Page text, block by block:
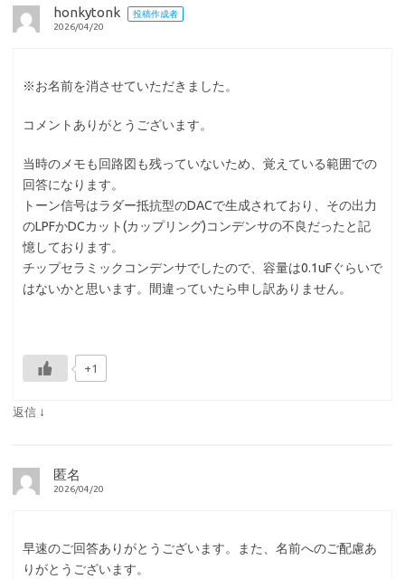
honkytonk
投稿作成者
2026/04/20
※お名前を消させていただきました。
コメントありがとうございます。
当時のメモも回路図も残っていないため、覚えている範囲での
回答になります。
トーン信号はラダー抵抗型のDACで生成されており、その出力
のLPFかDCカット(カップリング)コンデンサの不良だったと記
憶しております。
チップセラミックコンデンサでしたので、容量は0.1uFぐらいで
はないかと思います。間違っていたら申し訳ありません。
+1
返信 ↓
匿名
2026/04/20
早速のご回答ありがとうございます。また、名前へのご配慮あ
りがとうございます。